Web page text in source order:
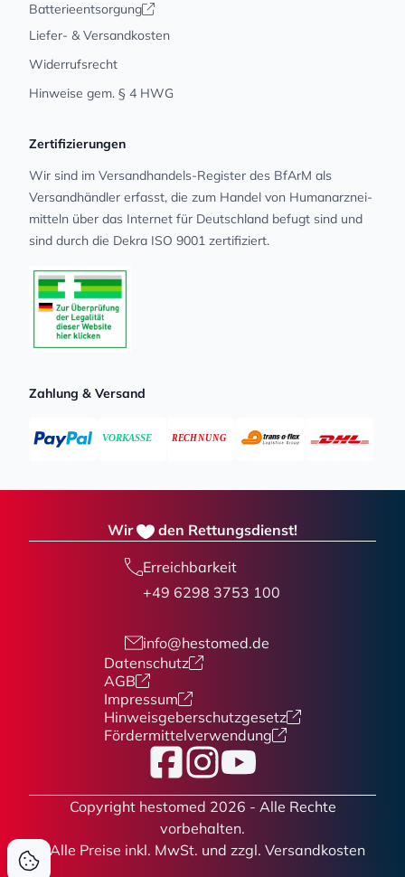
Batterieentsorgung
Liefer- & Versandkosten
Widerrufsrecht
Hinweise gem. § 4 HWG
Zertifizierungen
Wir sind im Versandhandels-Register des BfArM als
Versandhändler erfasst, die zum Handel von Human­arz­nei­
mit­teln über das Internet für Deutschland befugt sind und
sind durch die Dekra ISO 9001 zertifiziert.
Zahlung & Versand
Wir den Rettungsdienst!
Erreichbarkeit
+49 6298 3753 100
info@hestomed.de
Datenschutz
AGB
Impressum
Hinweisgeberschutzgesetz
Fördermittelverwendung
FacebookInstagram
YouTube
Copyright hestomed 2026 - Alle Rechte
vorbehalten.
* Alle Preise inkl. MwSt. und zzgl. Versandkosten